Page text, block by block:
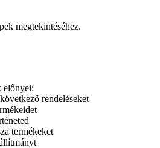
megtekintéséhez.
előnyei:
rendeléseket
termékeket